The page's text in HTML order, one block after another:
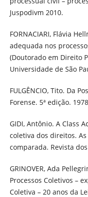
Juspodivm 2010.
FORNACIARI, Flávia
adequada nos
(Doutorado em Direito
Universidade de São
FULGÊNCIO, Tito. Da
Forense. 5ª edição.
GIDI, Antônio. A Class
coletiva dos direitos.
comparada. Revista
GRINOVER, Ada
Processos Coletivos –
Coletiva – 20 anos da